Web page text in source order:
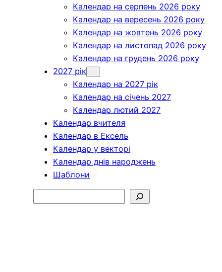
Календар на серпень 2026 року
Календар на вересень 2026 року
Календар на жовтень 2026 року
Календар на листопад 2026 року
Календар на грудень 2026 року
2027 рік
Календар на 2027 рік
Календар на січень 2027
Календар лютий 2027
Календар вчителя
Календар в Ексель
Календар у векторі
Календар днів народжень
Шаблони